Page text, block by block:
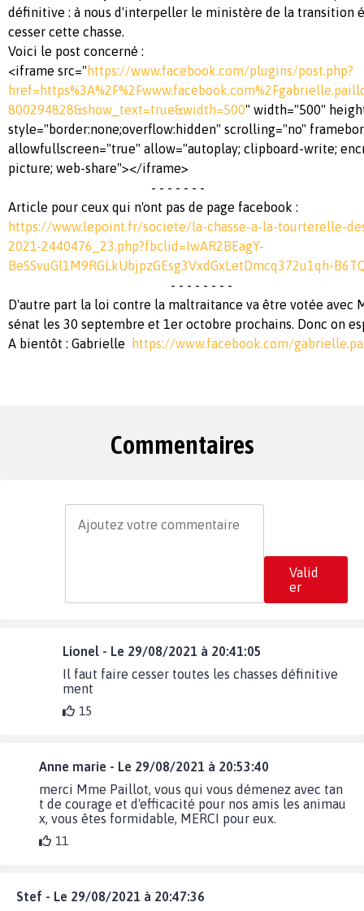
définitive : à nous d'interpeller le ministère de la transition
cesser cette chasse.
Voici le post concerné :
<iframe src=" https://www.facebook.com/plugins/post.php?
800294828&show_text=true&width=500" width="500"
style="border:none;overflow:hidden" scrolling="no"
allowfullscreen="true" allow="autoplay; clipboard-write;
picture; web-share"></iframe>
- - - - - - -
Article pour ceux qui n'ont pas de page facebook :
https://www.lepoint.fr/societe/la-chasse-a-la-tourterelle-
2021-2440476_23.php?fbclid=IwAR2BEagY-
BeSSvuGl1M9RGLkUbjpzGEsg3VxdGxLetDmcq372u1qh-
- - - - - - - -
D'autre part la loi contre la maltraitance va être votée avec
sénat les 30 septembre et 1er octobre prochains. Donc on
A bientôt : Gabrielle
https://www.facebook.com/
Commentaires
Valid
er
Lionel - Le 29/08/2021 à 20:41:05
Il faut faire cesser toutes les chasses définitive
ment
15
Anne marie - Le 29/08/2021 à 20:53:40
merci Mme Paillot, vous qui vous démenez avec tan
t de courage et d'efficacité pour nos amis les animau
x, vous êtes formidable, MERCI pour eux.
11
Stef - Le 29/08/2021 à 20:47:36